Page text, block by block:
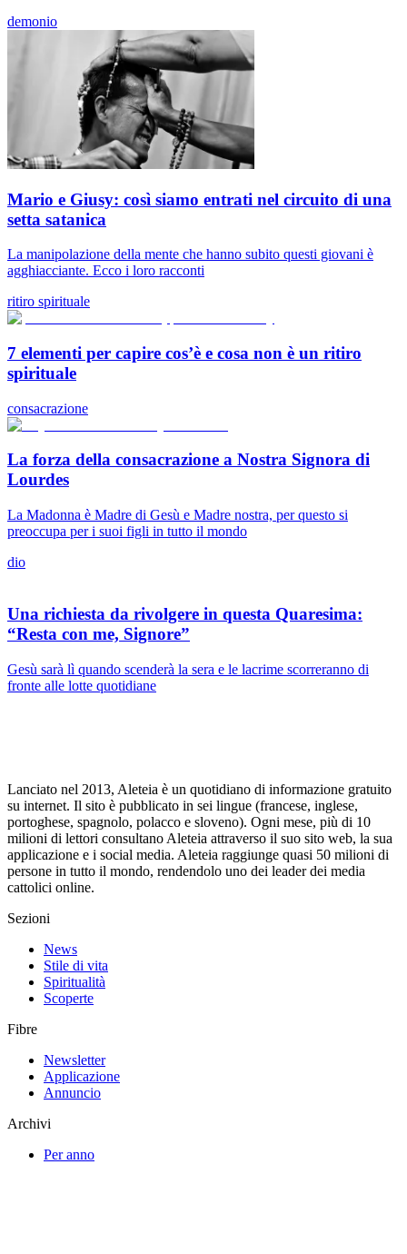
demonio
Mario e Giusy: così siamo entrati nel circuito di una
setta satanica
La manipolazione della mente che hanno subito questi giovani è
agghiacciante. Ecco i loro racconti
ritiro spirituale
7 elementi per capire cos’è e cosa non è un ritiro
spirituale
consacrazione
La forza della consacrazione a Nostra Signora di
Lourdes
La Madonna è Madre di Gesù e Madre nostra, per questo si
preoccupa per i suoi figli in tutto il mondo
dio
Una richiesta da rivolgere in questa Quaresima:
“Resta con me, Signore”
Gesù sarà lì quando scenderà la sera e le lacrime scorreranno di
fronte alle lotte quotidiane
Lanciato nel 2013, Aleteia è un quotidiano di informazione gratuito
su internet. Il sito è pubblicato in sei lingue (francese, inglese,
portoghese, spagnolo, polacco e sloveno). Ogni mese, più di 10
milioni di lettori consultano Aleteia attraverso il suo sito web, la sua
applicazione e i social media. Aleteia raggiunge quasi 50 milioni di
persone in tutto il mondo, rendendolo uno dei leader dei media
cattolici online.
Sezioni
News
Stile di vita
Spiritualità
Scoperte
Fibre
Newsletter
Applicazione
Annuncio
Archivi
Per anno